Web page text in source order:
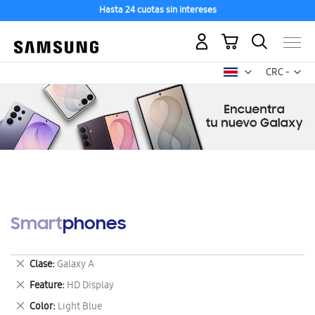
Hasta 24 cuotas sin intereses
CRC -
colón
Mi carrito
Smartphones
Clase Galaxy A
Eliminar
este
artículo
Feature HD Display
Eliminar
este
Color Light Blue
Eliminar